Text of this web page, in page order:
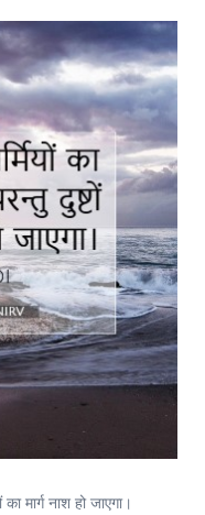
का मार्ग नाश हो जाएगा।